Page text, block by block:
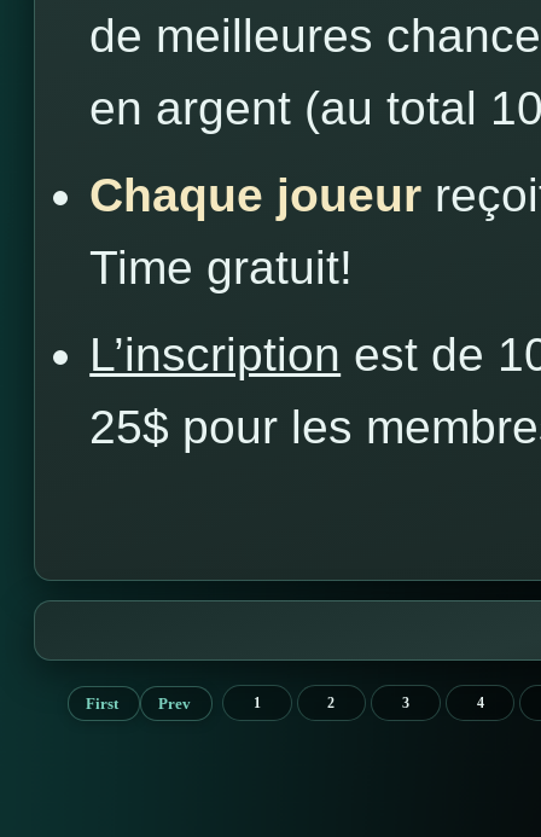
de meilleures
en argent (au total
Chaque joueur
Time gratuit!
L’inscription est de
25$ pour les
First Prev 1 2 3 4